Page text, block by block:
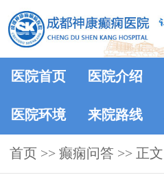
医院首页 医院介绍
医院环境 来院路线
首页 >> 癫痫问答 >> 正文